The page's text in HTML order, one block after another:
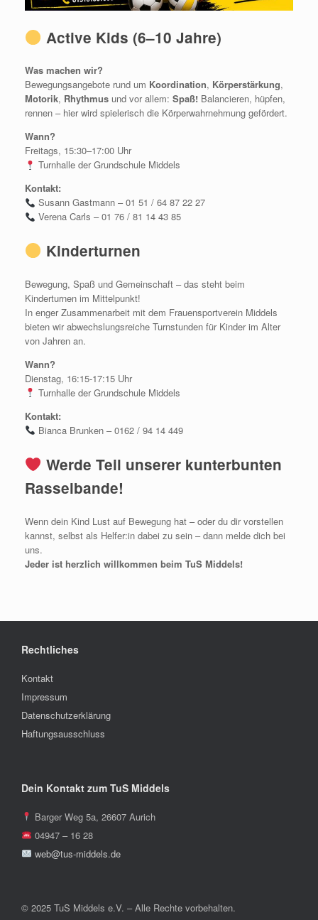
Active Kids (6–10 Jahre)
Was machen wir?
Bewegungsangebote rund um Koordination, Körperstärkung,
Motorik, Rhythmus und vor allem: Spaß! Balancieren, hüpfen,
rennen – hier wird spielerisch die Körperwahrnehmung gefördert.
Wann?
Freitags, 15:30–17:00 Uhr
Turnhalle der Grundschule Middels
Kontakt:
Susann Gastmann – 01 51 / 64 87 22 27
Verena Carls – 01 76 / 81 14 43 85
Kinderturnen
Bewegung, Spaß und Gemeinschaft – das steht beim
Kinderturnen im Mittelpunkt!
In enger Zusammenarbeit mit dem Frauensportverein Middels
bieten wir abwechslungsreiche Turnstunden für Kinder im Alter
von Jahren an.
Wann?
Dienstag, 16:15-17:15 Uhr
Turnhalle der Grundschule Middels
Kontakt:
Bianca Brunken – 0162 / 94 14 449
Werde Teil unserer kunterbunten
Rasselbande!
Wenn dein Kind Lust auf Bewegung hat – oder du dir vorstellen
kannst, selbst als Helfer:in dabei zu sein – dann melde dich bei
uns.
Jeder ist herzlich willkommen beim TuS Middels!
Rechtliches
Kontakt
Impressum
Datenschutzerklärung
Haftungsausschluss
Dein Kontakt zum TuS Middels
Barger Weg 5a, 26607 Aurich
04947 – 16 28
web@tus-middels.de
© 2025 TuS Middels e.V. – Alle Rechte vorbehalten.